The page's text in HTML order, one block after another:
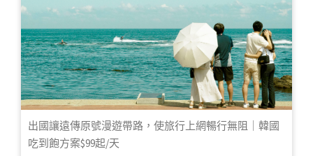
出國讓遠傳原號漫遊帶路，使旅行上網暢行無阻｜韓國
吃到飽方案$99起/天